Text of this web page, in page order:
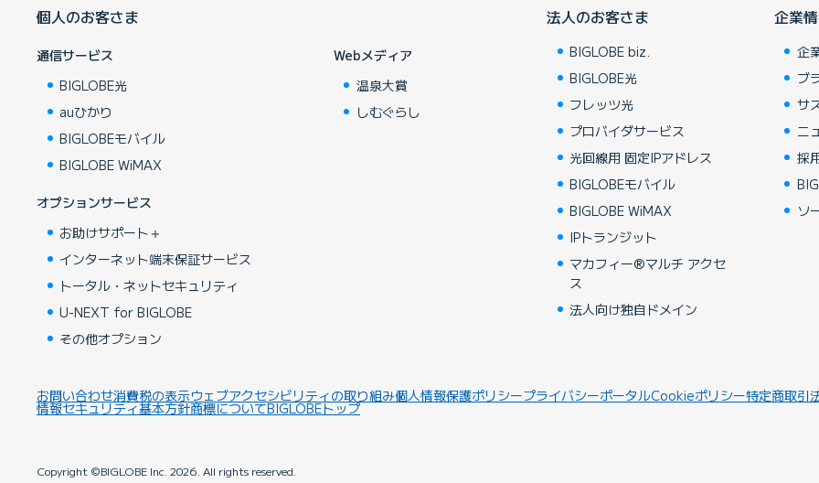
個人のお客さま
通信サービス
BIGLOBE光
auひかり
BIGLOBEモバイル
BIGLOBE WiMAX
オプションサービス
お助けサポート＋
インターネット端末保証サービス
トータル・ネットセキュリティ
U-NEXT for BIGLOBE
その他オプション
Webメディア
温泉大賞
しむぐらし
法人のお客さま
BIGLOBE biz.
BIGLOBE光
フレッツ光
プロバイダサービス
光回線用 固定IPアドレス
BIGLOBEモバイル
BIGLOBE WiMAX
IPトランジット
マカフィー®マルチ アクセ
ス
法人向け独自ドメイン
企業
企
ブ
サ
ニ
採
ソ
お問い合わせ消費税の表示ウェブアクセシビリティの取り組み個人情報保護ポリシープライバシーポータルCookieポリシー特定商取引
情報セキュリティ基本方針商標についてBIGLOBEトップ
Copyright ©BIGLOBE Inc. 2026. All rights reserved.